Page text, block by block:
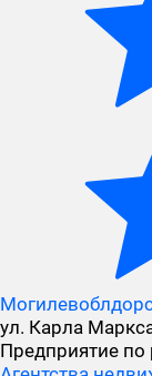
ул. Карла
Предприятие